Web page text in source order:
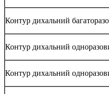
Контур дихальний
Контур дихальний
Контур дихальний